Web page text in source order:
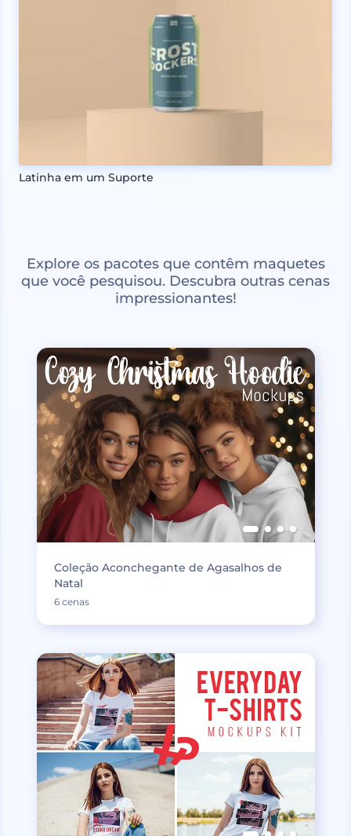
Latinha em um Suporte
Explore os pacotes que contêm maquetes
que você pesquisou. Descubra outras cenas
impressionantes!
Coleção Aconchegante de Agasalhos de
Natal
6 cenas